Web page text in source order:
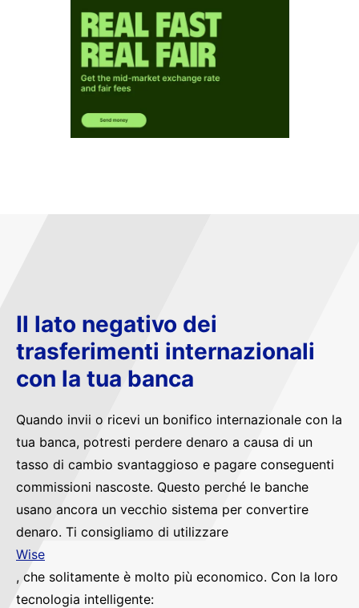
Il lato negativo dei
trasferimenti internazionali
con la tua banca
Quando invii o ricevi un bonifico internazionale con la
tua banca, potresti perdere denaro a causa di un
tasso di cambio svantaggioso e pagare conseguenti
commissioni nascoste. Questo perché le banche
usano ancora un vecchio sistema per convertire
denaro. Ti consigliamo di utilizzare
Wise
, che solitamente è molto più economico. Con la loro
tecnologia intelligente: